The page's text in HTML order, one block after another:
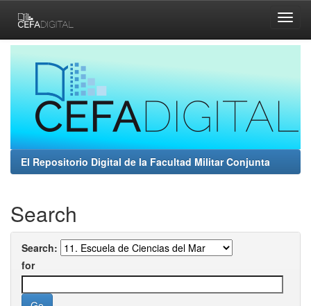
navigation
El Repositorio Digital de la Facultad Militar Conjunta
Search
Search:
for